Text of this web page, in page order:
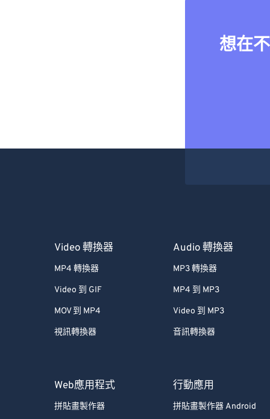
想在
Video 轉換器
MP4 轉換器
Video 到 GIF
MOV 到 MP4
視訊轉換器
Audio 轉換器
MP3 轉換器
MP4 到 MP3
Video 到 MP3
音訊轉換器
Web應用程式
拼貼畫製作器
行動應用
拼貼畫製作器 Android